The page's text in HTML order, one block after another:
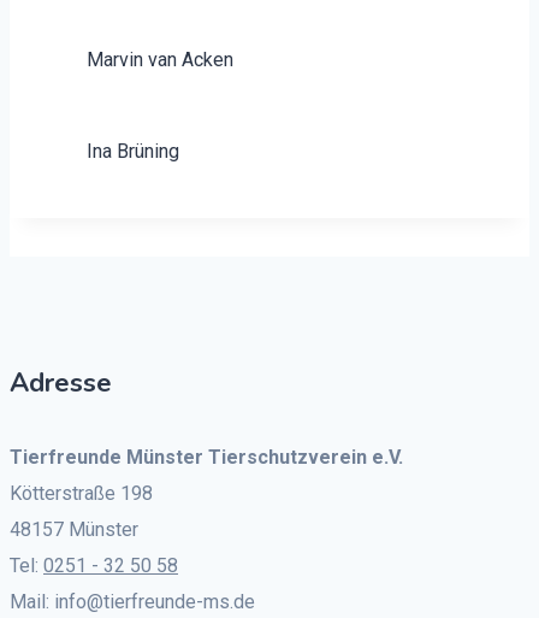
Mar­vin van Ack­en
Ina Brün­ing
Adresse
Tierfreunde Münster Tierschutzverein e.V.
Kötterstraße 198
48157 Münster
Tel: 0251 - 32 50 58
Mail: info@tierfreunde-ms.de